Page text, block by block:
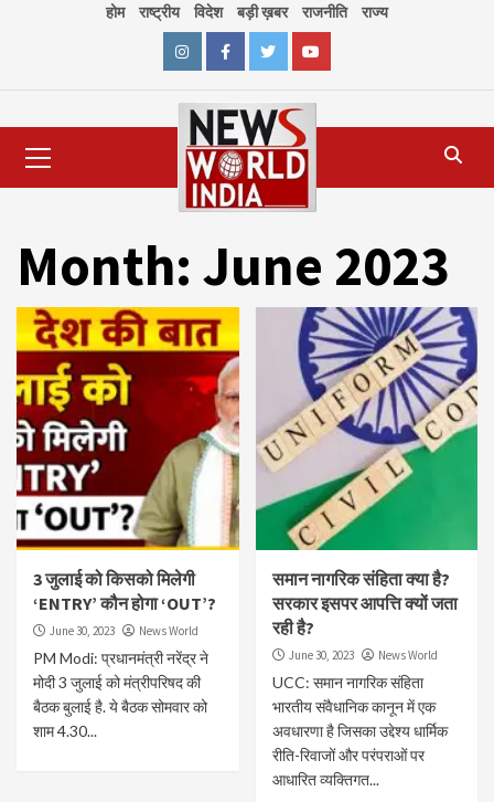
होम राष्ट्रीय विदेश बड़ी ख़बर राजनीति राज्य
InstagramFacebookTwitterYoutube
Menu
Month: June 2023
3 जुलाई को किसको मिलेगी
‘ENTRY’ कौन होगा ‘OUT’?
June 30, 2023 News World
PM Modi: प्रधानमंत्री नरेंद्र ने
मोदी 3 जुलाई को मंत्रीपरिषद की
बैठक बुलाई है. ये बैठक सोमवार को
शाम 4.30...
समान नागरिक संहिता क्या है?
सरकार इसपर आपत्ति क्यों जता
रही है?
June 30, 2023 News World
UCC: समान नागरिक संहिता
भारतीय संवैधानिक कानून में एक
अवधारणा है जिसका उद्देश्य धार्मिक
रीति-रिवाजों और परंपराओं पर
आधारित व्यक्तिगत...